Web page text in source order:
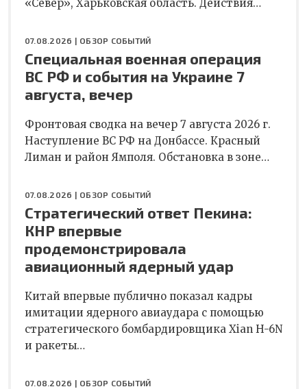
«Север», Харьковская область. Действия…
07.08.2026 | ОБЗОР СОБЫТИЙ
Специальная военная операция
ВС РФ и события на Украине 7
августа, вечер
Фронтовая сводка на вечер 7 августа 2026 г.
Наступление ВС РФ на Донбассе. Красный
Лиман и район Ямполя. Обстановка в зоне…
07.08.2026 | ОБЗОР СОБЫТИЙ
Стратегический ответ Пекина:
КНР впервые
продемонстрировала
авиационный ядерный удар
Китай впервые публично показал кадры
имитации ядерного авиаудара с помощью
стратегического бомбардировщика Xian H-6N
и ракеты…
07.08.2026 | ОБЗОР СОБЫТИЙ